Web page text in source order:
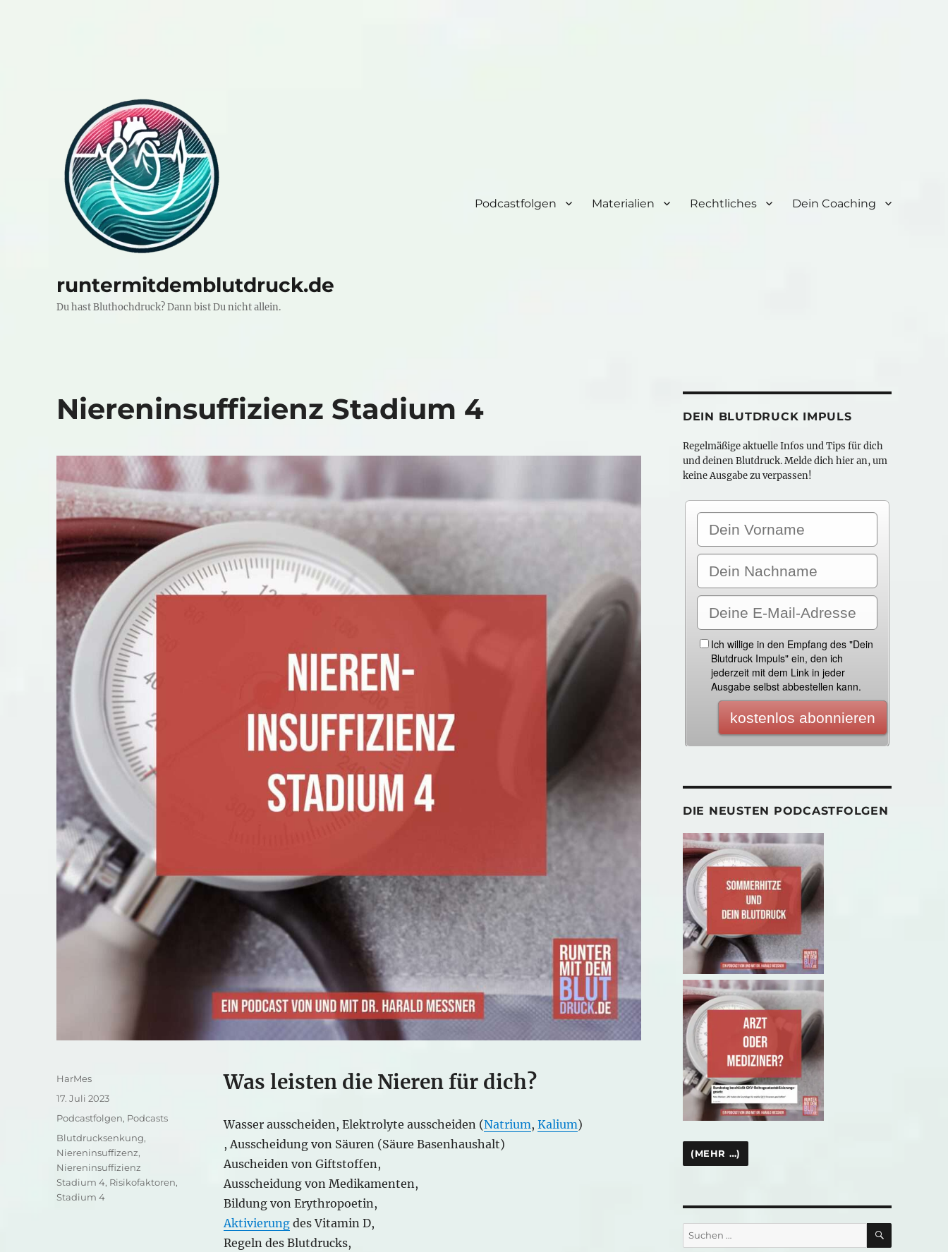
runtermitdemblutdruck.de
Du hast Bluthochdruck? Dann bist Du nicht allein.
Podcastfolgen Materialien Rechtliches Dein Coaching
Niereninsuffizienz Stadium 4
Was leisten die Nieren für dich?
Wasser ausscheiden, Elektrolyte ausscheiden (Natrium, Kalium)
, Ausscheidung von Säuren (Säure Basenhaushalt)
Auscheiden von Giftstoffen,
Ausscheidung von Medikamenten,
Bildung von Erythropoetin,
Aktivierungdes Vitamin D,
Regeln des Blutdrucks,
Autor
HarMes
Veröffentlicht
17. Juli 2023
Kategorien
Podcastfolgen, Podcasts
Schlagwörter
Blutdrucksenkung,
Niereninsuffizenz,
Niereninsuffizienz
Stadium 4, Risikofaktoren,
Stadium 4
DEIN BLUTDRUCK IMPULS
Regelmäßige aktuelle Infos und Tips für dich
und deinen Blutdruck. Melde dich hier an, um
keine Ausgabe zu verpassen!
DIE NEUSTEN PODCASTFOLGEN
Suchen
nach:
SUCHEN